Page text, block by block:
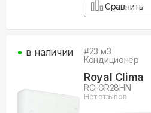
Сравнить
#23 м3
Кондиционер
Royal Clima
RC-GR28HN
Нет отзывов
в наличии